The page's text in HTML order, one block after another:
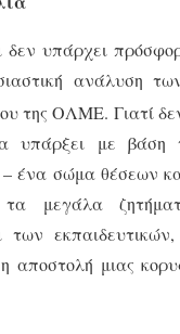
υπάρχει
ανάλυση
της ΟΛΜΕ. Γιατί
υπάρξει με βάση
– ένα σώμα θέσεων
μεγάλα
των
αποστολή μιας